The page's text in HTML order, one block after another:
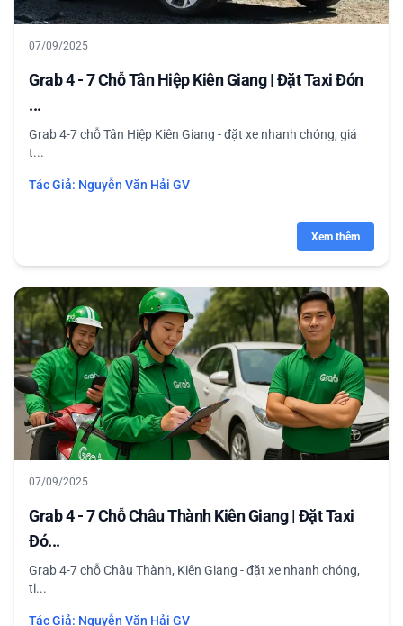
07/09/2025
Grab 4 - 7 Chỗ Tân Hiệp Kiên Giang | Đặt Taxi Đón
...
Grab 4-7 chỗ Tân Hiệp Kiên Giang - đặt xe nhanh chóng, giá
t...
Tác Giả: Nguyễn Văn Hải GV
Xem thêm
07/09/2025
Grab 4 - 7 Chỗ Châu Thành Kiên Giang | Đặt Taxi
Đó...
Grab 4-7 chỗ Châu Thành, Kiên Giang - đặt xe nhanh chóng,
ti...
Tác Giả: Nguyễn Văn Hải GV